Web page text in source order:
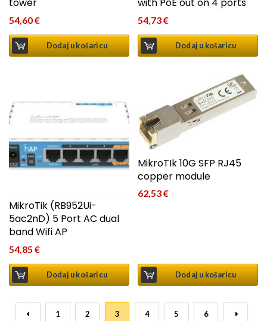
54,60€
Dodaj u košaricu
54,73€
Dodaj u košaricu
MikroTik (RB952Ui-
5ac2nD) 5 Port AC dual
band Wifi AP
54,85 €
Dodaj u košaricu
MikroTIk 10G SFP RJ45
copper module
62,53€
Dodaj u košaricu
← 1 2 3 4 5 6 →